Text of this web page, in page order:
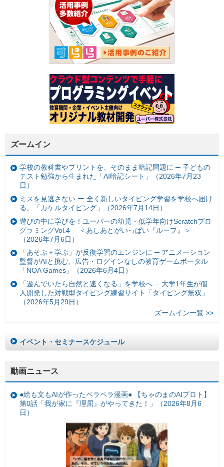
ズームイン
学校の教科書やプリントを、そのまま暗記問題に ─ 子どもの
テスト勉強から生まれた「AI暗記シート」（2026年7月23
日）
ミスを見逃さない ー 全く新しいタイピング学習を学校へ届け
る。「カケルタイピング」（2026年7月14日）
遊びの中に学びを！ユーバーの幼児・低学年向けScratchプロ
グラミングVol.4 ＜あしあとがいっぱい『ループ』＞
（2026年7月6日）
「あそぶ＋学ぶ」が反復学習のエンジンに ─ アニメーション
監督がAIと挑む、広告・ログインなしの教育ゲームポータル
「NOA Games」（2026年6月4日）
「遊んでいたら自然と速くなる」を学校へ ─ 大学1年生が個
人開発した対戦型タイピング練習サイト「タイピング無双」
（2026年5月29日）
ズームイン一覧 >>
イベント・セミナースケジュール
動画ニュース
●絵も文もAIが作ったペラペラ漫画● 【ちゃのまのAIプロト】
第0話「我が家に『理屈』がやってきた！」（2026年8月6
日）